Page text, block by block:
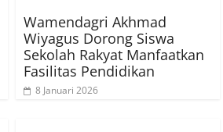
Wamendagri Akhmad
Wiyagus Dorong Siswa
Sekolah Rakyat Manfaatkan
Fasilitas Pendidikan
8 Januari 2026